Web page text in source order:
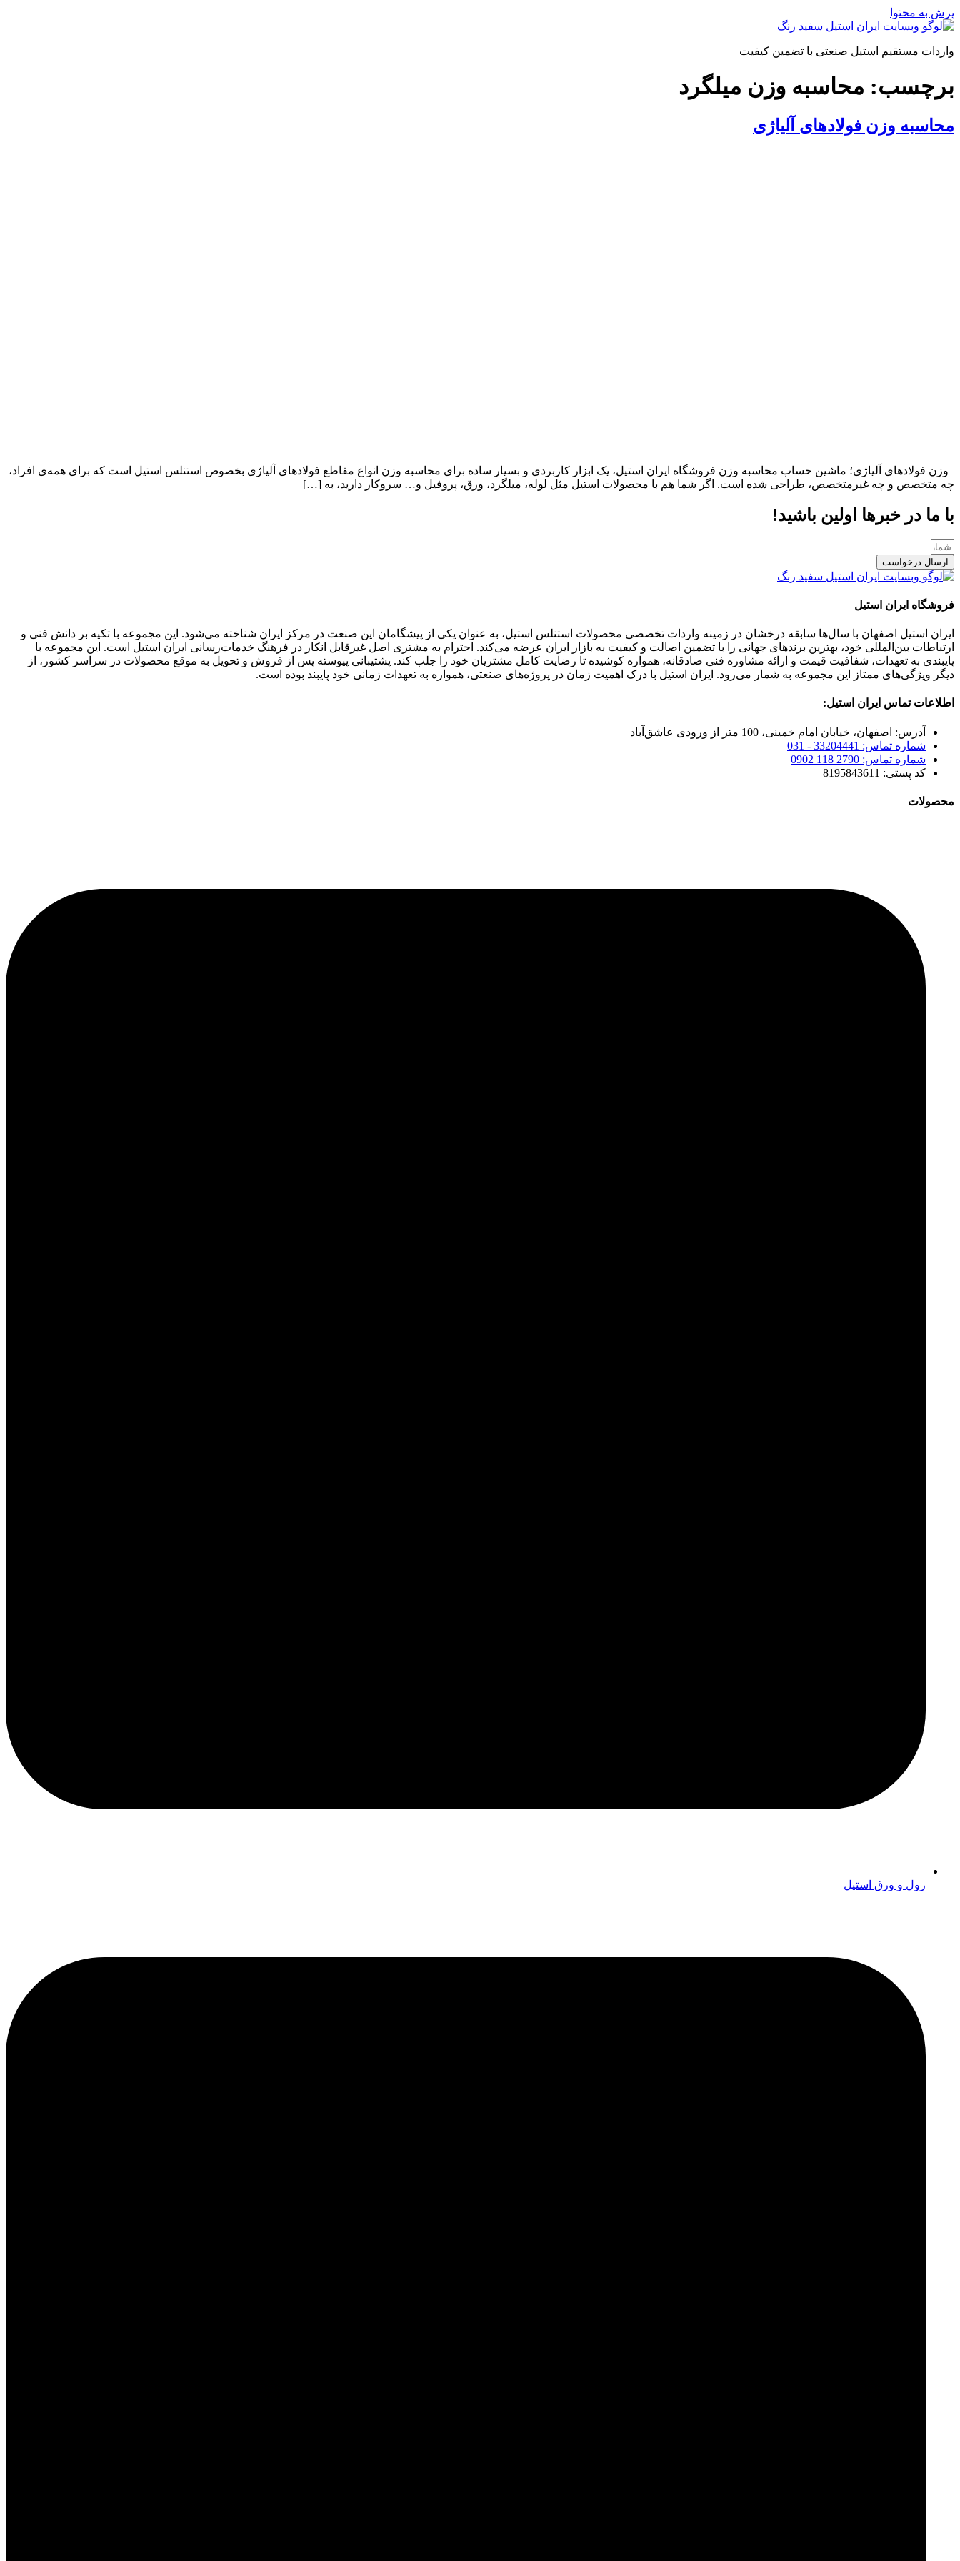
پرش به محتوا
واردات مستقیم استیل صنعتی با تضمین کیفیت
برچسب: محاسبه وزن میلگرد
محاسبه وزن فولادهای آلیاژی
وزن فولادهای آلیاژی؛ ماشین حساب محاسبه وزن فروشگاه ایران استیل، یک ابزار کاربردی و بسیار ساده برای محاسبه وزن انواع مقاطع فولادهای آلیاژی بخصوص استنلس استیل است که برای همه‌ی افراد،
چه متخصص و چه غیرمتخصص، طراحی شده است. اگر شما هم با محصولات استیل مثل لوله، میلگرد، ورق، پروفیل و… سروکار دارید، به […]
با ما در خبرها اولین باشید!
ارسال درخواست
فروشگاه ایران استیل
ایران استیل اصفهان با سال‌ها سابقه درخشان در زمینه واردات تخصصی محصولات استنلس استیل، به عنوان یکی از پیشگامان این صنعت در مرکز ایران شناخته می‌شود. این مجموعه با تکیه بر دانش فنی و
ارتباطات بین‌المللی خود، بهترین برندهای جهانی را با تضمین اصالت و کیفیت به بازار ایران عرضه می‌کند. احترام به مشتری اصل غیرقابل انکار در فرهنگ خدمات‌رسانی ایران استیل است. این مجموعه با
پایبندی به تعهدات، شفافیت قیمت و ارائه مشاوره فنی صادقانه، همواره کوشیده تا رضایت کامل مشتریان خود را جلب کند. پشتیبانی پیوسته پس از فروش و تحویل به موقع محصولات در سراسر کشور، از
دیگر ویژگی‌های ممتاز این مجموعه به شمار می‌رود. ایران استیل با درک اهمیت زمان در پروژه‌های صنعتی، همواره به تعهدات زمانی خود پایبند بوده است.
اطلاعات تماس ایران استیل:
آدرس: اصفهان، خیابان امام خمینی، 100 متر از ورودی عاشق‌آباد
شماره تماس: 33204441 - 031
شماره تماس: 2790 118 0902
کد پستی: 8195843611
محصولات
رول و ورق استیل